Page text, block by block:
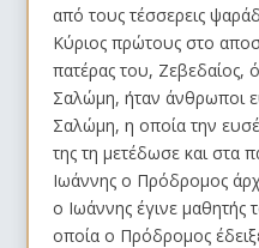
από τους τέσσερεις
Κύριος πρώτους στο
πατέρας του, Ζεβεδαίος,
Σαλώμη, ήταν άνθρωποι
Σαλώμη, η οποία την
της τη μετέδωσε και στα
Ιωάννης ο Πρόδρομος
ο Ιωάννης έγινε μαθητής
οποία ο Πρόδρομος